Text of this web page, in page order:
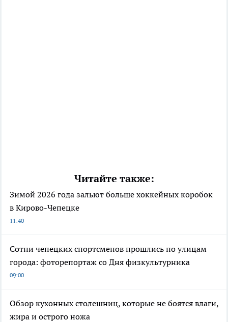
Читайте также:
Зимой 2026 года зальют больше хоккейных коробок
в Кирово-Чепецке
11:40
Сотни чепецких спортсменов прошлись по улицам
города: фоторепортаж со Дня физкультурника
09:00
Обзор кухонных столешниц, которые не боятся влаги,
жира и острого ножа